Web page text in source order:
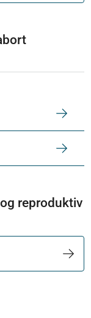
reproduktiv